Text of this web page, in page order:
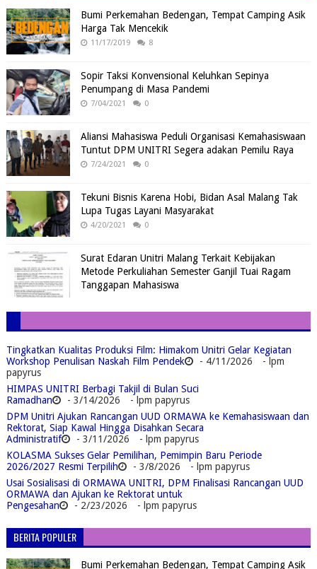
Bumi Perkemahan Bedengan, Tempat Camping Asik
Harga Tak Mencekik
11/17/2019 8
Sopir Taksi Konvensional Keluhkan Sepinya
Penumpang di Masa Pandemi
7/04/2021 0
Aliansi Mahasiswa Peduli Organisasi Kemahasiswaan
Tuntut DPM UNITRI Segera adakan Pemilu Raya
7/24/2021 0
Tekuni Bisnis Karena Hobi, Bidan Asal Malang Tak
Lupa Tugas Layani Masyarakat
4/20/2021 0
Surat Edaran Unitri Malang Terkait Kebijakan
Metode Perkuliahan Semester Ganjil Tuai Ragam
Tanggapan Mahasiswa
Tingkatkan Kualitas Produksi Film: Himakom Unitri Gelar Kegiatan
Workshop Penulisan Naskah Film Pendek
- 4/11/2026
- lpm
papyrus
HIMPAS UNITRI Berbagi Takjil di Bulan Suci
Ramadhan
- 3/14/2026
- lpm papyrus
DPM Unitri Ajukan Rancangan UUD ORMAWA ke Kemahasiswaan dan
Rektorat, Siap Kawal Hingga Disahkan Secara
Administratif
- 3/11/2026
- lpm papyrus
KOLASMA Sukses Gelar Pemilihan, Pemimpin Baru Periode
2026/2027 Resmi Terpilih
- 3/8/2026
- lpm papyrus
Usai Sosialisasi di ORMAWA UNITRI, DPM Finalisasi Rancangan UUD
ORMAWA dan Ajukan ke Rektorat untuk
Pengesahan
- 2/23/2026 - lpm papyrus
BERITA POPULER
Bumi Perkemahan Bedengan, Tempat Camping Asik